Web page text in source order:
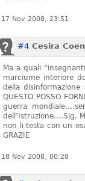
17 Nov 2008, 23:51
#4 Cesira Coen
Ma a quali
marciume interiore
della
QUESTO POSSO
guerra
dell’Istruzione….Sig.
non li testa con un
GRAZIE
18 Nov 2008, 00:28